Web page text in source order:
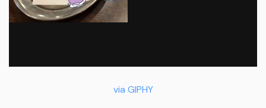
via GIPHY